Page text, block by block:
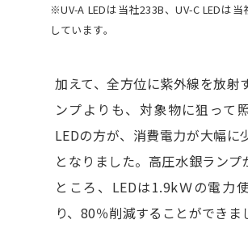
※UV-A LEDは当社233B、UV-C LEDは当
しています。
加えて、全方位に紫外線を放射
ンプよりも、対象物に狙って
LEDの方が、消費電力が大幅に
となりました。高圧水銀ランプ
ところ、LEDは1.9kＷの電力
り、80％削減することができま